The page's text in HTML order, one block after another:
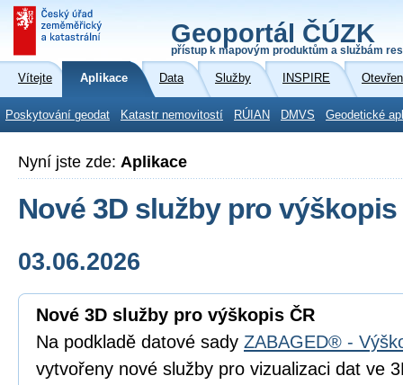
Geoportál ČÚZK
přístup k mapovým produktům a službám
Vítejte Aplikace Data Služby INSPIRE
Poskytování geodat Katastr nemovitostí RÚIAN DMVS Geodetické
Nyní jste zde: Aplikace
Nové 3D služby pro výškopis
03.06.2026
Nové 3D služby pro výškopis ČR
Na podkladě datové sady ZABAGED® -
vytvořeny nové služby pro vizualizaci dat ve